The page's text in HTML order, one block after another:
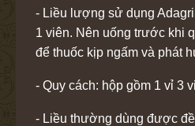
- Liều lượng sử dụng
1 viên. Nên uống trước khi
để thuốc kịp ngấm và phát
- Quy cách: hộp gồm 1 vỉ 3
- Liều thường dùng được